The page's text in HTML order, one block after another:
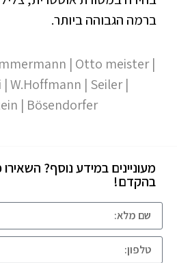
ברמה הגבוהה ביותר.
| Otto meister|
|W.Hoffmann | Seiler|
| Bösendorfer
מעוניינים במידע נוסף?
בהקדם!